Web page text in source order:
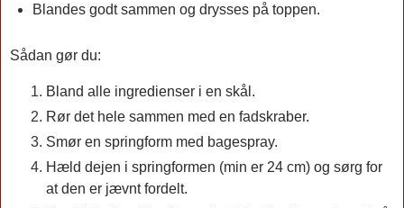
Blandes godt sammen og drysses på toppen.
Sådan gør du:
Bland alle ingredienser i en skål.
Rør det hele sammen med en fadskraber.
Smør en springform med bagespray.
Hæld dejen i springformen (min er 24 cm) og sørg for
at den er jævnt fordelt.